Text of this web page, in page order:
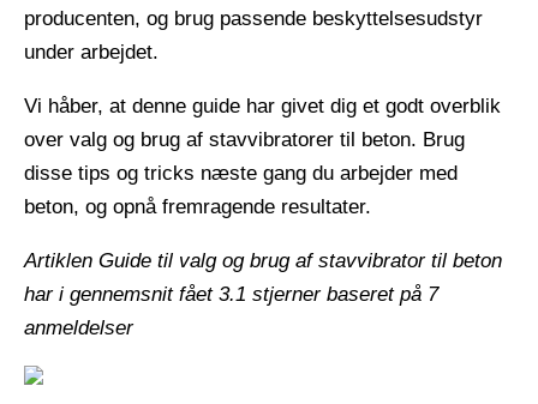
producenten, og brug passende beskyttelsesudstyr
under arbejdet.
Vi håber, at denne guide har givet dig et godt overblik
over valg og brug af stavvibratorer til beton. Brug
disse tips og tricks næste gang du arbejder med
beton, og opnå fremragende resultater.
Artiklen Guide til valg og brug af stavvibrator til beton
har i gennemsnit fået 3.1 stjerner baseret på 7
anmeldelser